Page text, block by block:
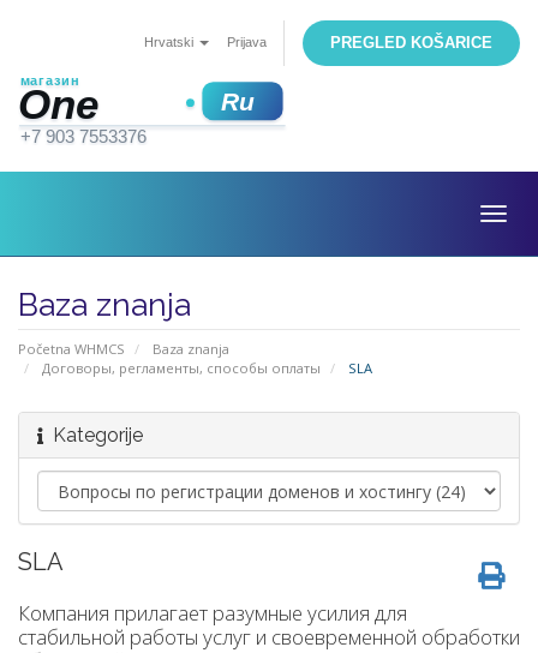
Hrvatski Prijava PREGLED KOŠARICE
Baza znanja
Početna WHMCS
Baza znanja
Договоры, регламенты, способы оплаты
SLA
Kategorije
SLA
Компания прилагает разумные усилия для
стабильной работы услуг и своевременной обработки